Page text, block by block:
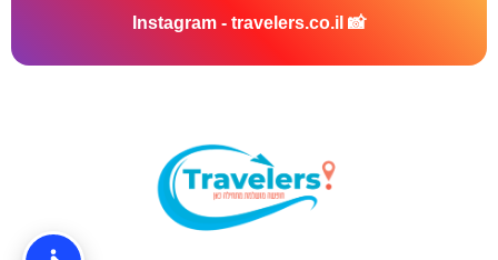
📸 Instagram - travelers.co.il